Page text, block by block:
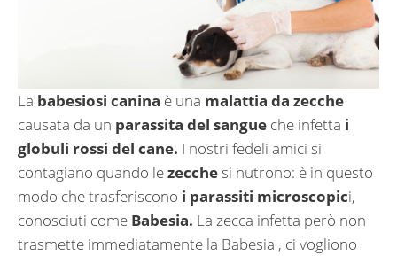
La babesiosi canina è una malattia da zecche
causata da un parassita del sangue che infetta i
globuli rossi del cane. I nostri fedeli amici si
contagiano quando lezecchesi nutrono: è in questo
modo che trasferiscono i parassiti microscopici,
conosciuti come Babesia. La zecca infetta però non
trasmette immediatamente la Babesia , ci vogliono